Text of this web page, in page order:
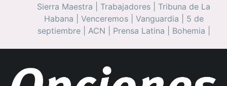
Sierra Maestra
Trabajadores
Tribuna de La
Habana
Venceremos| Vanguardia
5 de
septiembre| ACN Prensa Latina Bohemia